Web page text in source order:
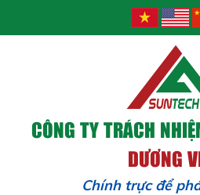
CÔNG TY TRÁCH
DƯƠNG
Chính trực để phát